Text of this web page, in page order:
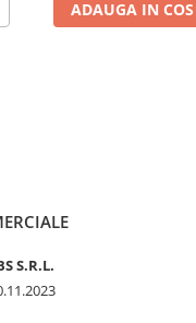
ADAUGA IN COS
S.R.L.